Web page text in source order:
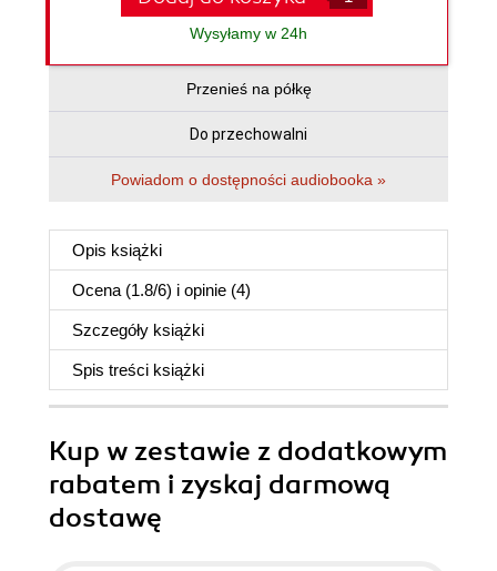
Wysyłamy w 24h
Przenieś na półkę
Do przechowalni
Powiadom o dostępności audiobooka »
Opis książki
Ocena (1.8/6) i opinie (4)
Szczegóły książki
Spis treści książki
Kup w zestawie z dodatkowym
rabatem i zyskaj darmową
dostawę